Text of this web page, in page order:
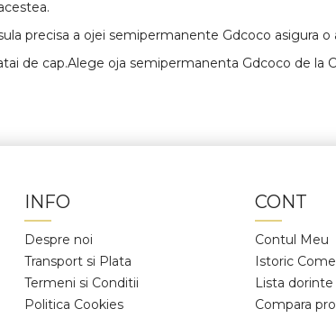
precisa a ojei semipermanente Gdcoco asigura o
de cap.Alege oja semipermanenta Gdcoco de la
INFO
Despre noi
Transport si Plata
Termeni si Conditii
Politica Cookies
CONT
Contul Meu
Istoric
Lista dorinte
Compara